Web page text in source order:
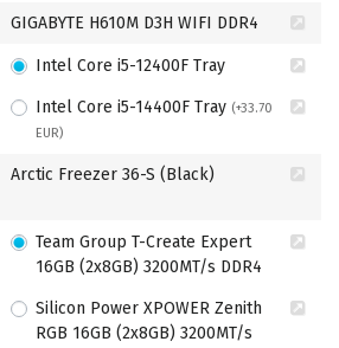
GIGABYTE H610M D3H WIFI DDR4
Intel Core i5-12400F Tray
Intel Core i5-14400F Tray (+33.70
EUR)
Arctic Freezer 36-S (Black)
Team Group T-Create Expert
16GB (2x8GB) 3200MT/s DDR4
Silicon Power XPOWER Zenith
RGB 16GB (2x8GB) 3200MT/s